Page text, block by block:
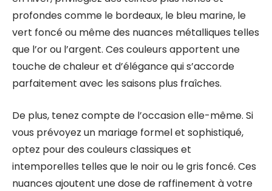
profondes comme le bordeaux, le bleu marine, le
vert foncé ou même des nuances métalliques telles
que l’or ou l’argent. Ces couleurs apportent une
touche de chaleur et d’élégance qui s’accorde
parfaitement avec les saisons plus fraîches.
De plus, tenez compte de l’occasion elle-même. Si
vous prévoyez un mariage formel et sophistiqué,
optez pour des couleurs classiques et
intemporelles telles que le noir ou le gris foncé. Ces
nuances ajoutent une dose de raffinement à votre